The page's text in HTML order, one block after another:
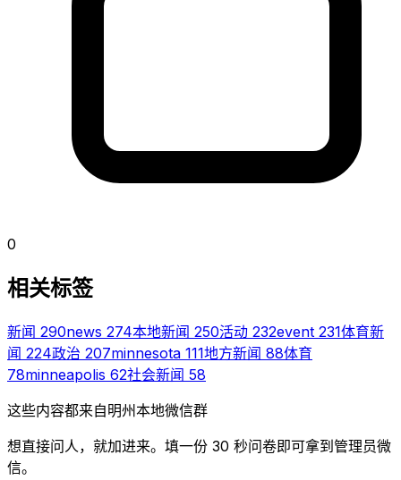
0
相关标签
新闻 290news 274本地新闻 250活动 232event 231体育新
闻 224政治 207minnesota 111地方新闻 88体育
78minneapolis 62社会新闻 58
这些内容都来自明州本地微信群
想直接问人，就加进来。填一份 30 秒问卷即可拿到管理员微
信。